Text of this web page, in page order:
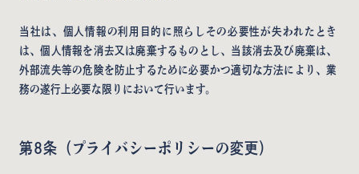
当社は、個人情報の利用目的に照らしその必要性が失われたとき
は、個人情報を消去又は廃棄するものとし、当該消去及び廃棄は、
外部流失等の危険を防止するために必要かつ適切な方法により、業
務の遂行上必要な限りにおいて行います。
第8条（プライバシーポリシーの変更）